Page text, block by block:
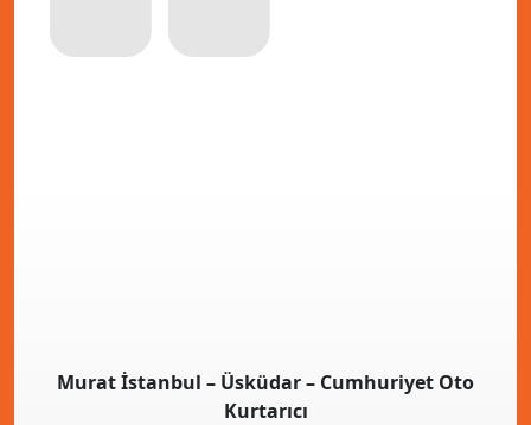
Murat İstanbul – Üsküdar – Cumhuriyet Oto
Kurtarıcı